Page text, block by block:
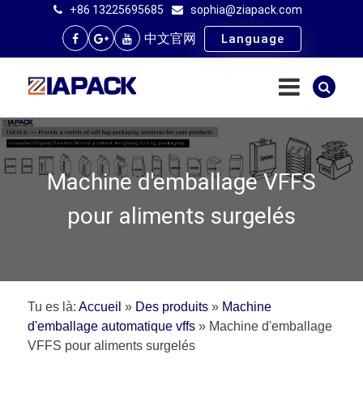
+86 13225695685 sophia@ziapack.com
中文官网 Language
Machine d'emballage VFFS
pour aliments surgelés
Tu es là: Accueil » Des produits » Machine
d'emballage automatique vffs » Machine d'emballage
VFFS pour aliments surgelés